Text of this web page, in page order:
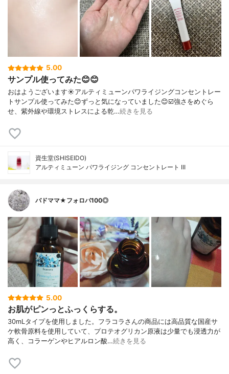
5.00
サンプル使ってみた😊😊
おはようございます☀アルティミューンパワライジングコンセントレー
トサンプル使ってみた😊ずっと気になっていました😊☑️強さをめぐら
せ、紫外線や環境ストレスによる乾…続きを見る
資生堂(SHISEIDO)
アルティミューン パワライジング コンセントレート III
バドママ★フォロバ100◎
5.00
お肌がピンっとふっくらする。
30mLタイプを使用しました。フラコラさんの商品には高品質な国産サ
ケ軟骨原料を使用していて、プロテオグリカン原液は少量でも浸透力が
高く、コラーゲンやヒアルロン酸…続きを見る